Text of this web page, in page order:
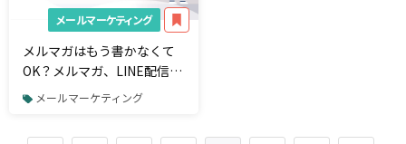
メールマーケティング
メルマガはもう書かなくて
OK？メルマガ、LINE配信を
サポートするAIツールの進
メールマーケティング